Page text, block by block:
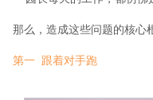
那么，造成这些问题的核心
第一 跟着对手跑